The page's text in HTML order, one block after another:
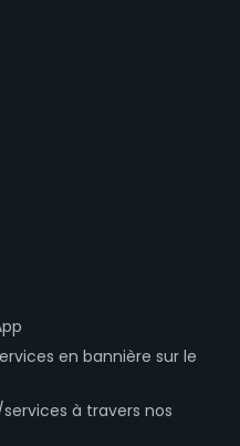
en bannière sur le
à travers nos